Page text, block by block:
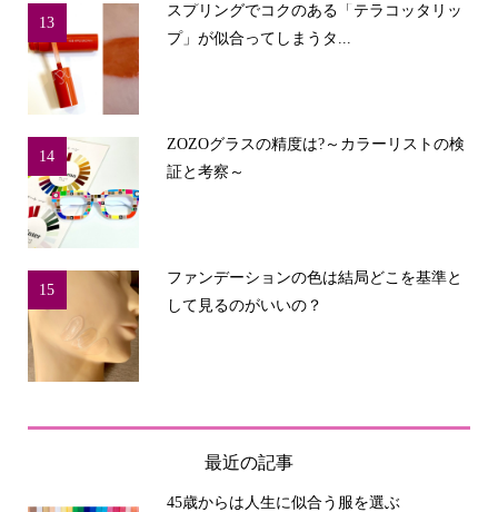
13
スプリングでコクのある「テラコッタリッ
プ」が似合ってしまうタ...
14
ZOZOグラスの精度は?～カラーリストの検
証と考察～
15
ファンデーションの色は結局どこを基準と
して見るのがいいの？
最近の記事
45歳からは人生に似合う服を選ぶ